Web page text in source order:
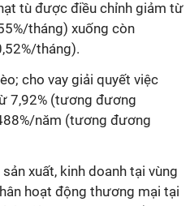
tù được điều chỉnh giảm từ
tháng) xuống còn
tháng).
cho vay giải quyết việc
7,92% (tương đương
năm (tương đương
xuất, kinh doanh tại vùng
hoạt động thương mại tại